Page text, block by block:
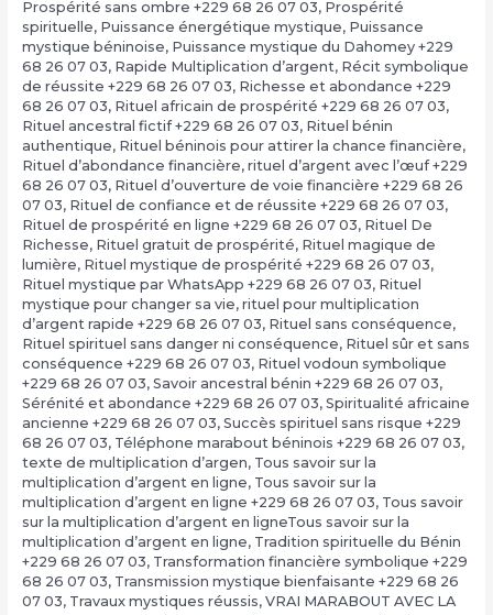
Prospérité sans ombre +229 68 26 07 03, Prospérité
spirituelle, Puissance énergétique mystique, Puissance
mystique béninoise, Puissance mystique du Dahomey +229
68 26 07 03, Rapide Multiplication d’argent, Récit symbolique
de réussite +229 68 26 07 03, Richesse et abondance +229
68 26 07 03, Rituel africain de prospérité +229 68 26 07 03,
Rituel ancestral fictif +229 68 26 07 03, Rituel bénin
authentique, Rituel béninois pour attirer la chance financière,
Rituel d’abondance financière, rituel d’argent avec l’œuf +229
68 26 07 03, Rituel d’ouverture de voie financière +229 68 26
07 03, Rituel de confiance et de réussite +229 68 26 07 03,
Rituel de prospérité en ligne +229 68 26 07 03, Rituel De
Richesse, Rituel gratuit de prospérité, Rituel magique de
lumière, Rituel mystique de prospérité +229 68 26 07 03,
Rituel mystique par WhatsApp +229 68 26 07 03, Rituel
mystique pour changer sa vie, rituel pour multiplication
d’argent rapide +229 68 26 07 03, Rituel sans conséquence,
Rituel spirituel sans danger ni conséquence, Rituel sûr et sans
conséquence +229 68 26 07 03, Rituel vodoun symbolique
+229 68 26 07 03, Savoir ancestral bénin +229 68 26 07 03,
Sérénité et abondance +229 68 26 07 03, Spiritualité africaine
ancienne +229 68 26 07 03, Succès spirituel sans risque +229
68 26 07 03, Téléphone marabout béninois +229 68 26 07 03,
texte de multiplication d’argen, Tous savoir sur la
multiplication d’argent en ligne, Tous savoir sur la
multiplication d’argent en ligne +229 68 26 07 03, Tous savoir
sur la multiplication d’argent en ligneTous savoir sur la
multiplication d’argent en ligne, Tradition spirituelle du Bénin
+229 68 26 07 03, Transformation financière symbolique +229
68 26 07 03, Transmission mystique bienfaisante +229 68 26
07 03, Travaux mystiques réussis, VRAI MARABOUT AVEC LA